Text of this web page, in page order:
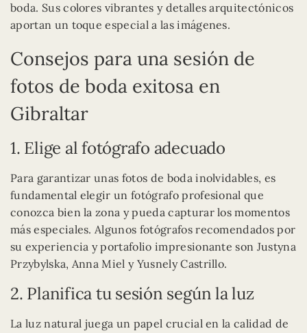
boda. Sus colores vibrantes y detalles arquitectónicos
aportan un toque especial a las imágenes.
Consejos para una sesión de
fotos de boda exitosa en
Gibraltar
1. Elige al fotógrafo adecuado
Para garantizar unas fotos de boda inolvidables, es
fundamental elegir un fotógrafo profesional que
conozca bien la zona y pueda capturar los momentos
más especiales. Algunos fotógrafos recomendados por
su experiencia y portafolio impresionante son Justyna
Przybylska, Anna Miel y Yusnely Castrillo.
2. Planifica tu sesión según la luz
La luz natural juega un papel crucial en la calidad de